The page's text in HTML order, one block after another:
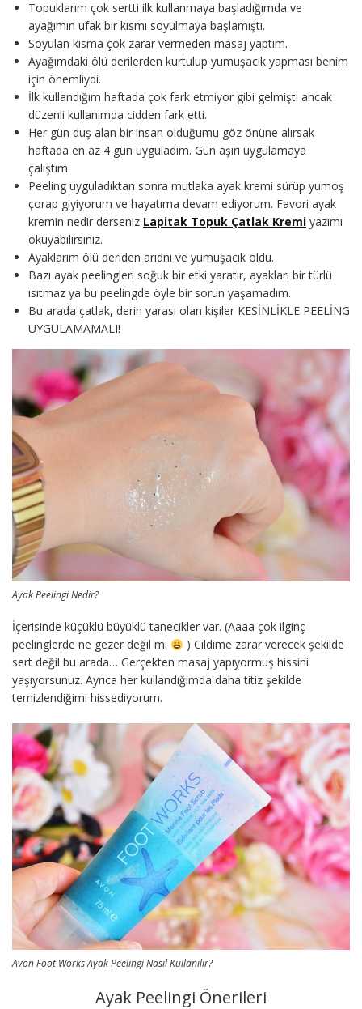
Topuklarım çok sertti ilk kullanmaya başladığımda ve
ayağımın ufak bir kısmı soyulmaya başlamıştı.
Soyulan kısma çok zarar vermeden masaj yaptım.
Ayağımdaki ölü derilerden kurtulup yumuşacık yapması benim
için önemliydi.
İlk kullandığım haftada çok fark etmiyor gibi gelmişti ancak
düzenli kullanımda cidden fark etti.
Her gün duş alan bir insan olduğumu göz önüne alırsak
haftada en az 4 gün uyguladım. Gün aşırı uygulamaya
çalıştım.
Peeling uyguladıktan sonra mutlaka ayak kremi sürüp yumoş
çorap giyiyorum ve hayatıma devam ediyorum. Favori ayak
kremin nedir derseniz Lapitak Topuk Çatlak Kremi yazımı
okuyabilirsiniz.
Ayaklarım ölü deriden arıdnı ve yumuşacık oldu.
Bazı ayak peelingleri soğuk bir etki yaratır, ayakları bir türlü
ısıtmaz ya bu peelingde öyle bir sorun yaşamadım.
Bu arada çatlak, derin yarası olan kişiler KESİNLİKLE PEELİNG
UYGULAMAMALI!
Ayak Peelingi Nedir?
İçerisinde küçüklü büyüklü tanecikler var. (Aaaa çok ilginç
peelinglerde ne gezer değil mi
) Cildime zarar verecek şekilde
sert değil bu arada… Gerçekten masaj yapıyormuş hissini
yaşıyorsunuz. Ayrıca her kullandığımda daha titiz şekilde
temizlendiğimi hissediyorum.
Avon Foot Works Ayak Peelingi Nasıl Kullanılır?
Ayak Peelingi Önerileri